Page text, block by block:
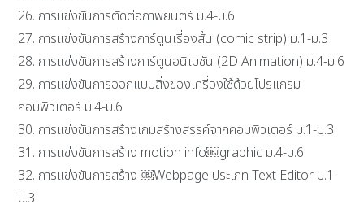
26. การแข่งขันการตัดต่อภาพยนตร์ ม.4-ม.6
27. การแข่งขันการสร้างการ์ตูนเรื่องสั้น (comic strip) ม.1-ม.3
28. การแข่งขันการสร้างการ์ตูนอนิเมชัน (2D Animation) ม.4-ม.6
29. การแข่งขันการออกแบบสิ่งของเครื่องใช้ด้วยโปรแกรม
คอมพิวเตอร์ ม.4-ม.6
30. การแข่งขันการสร้างเกมสร้างสรรค์จากคอมพิวเตอร์ ม.1-ม.3
31. การแข่งขันการสร้าง motion info￼graphic ม.4-ม.6
32. การแข่งขันการสร้าง ￼Webpage ประเภท Text Editor ม.1-
ม.3